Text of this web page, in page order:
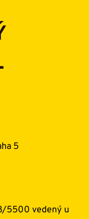
5
5500 vedený u